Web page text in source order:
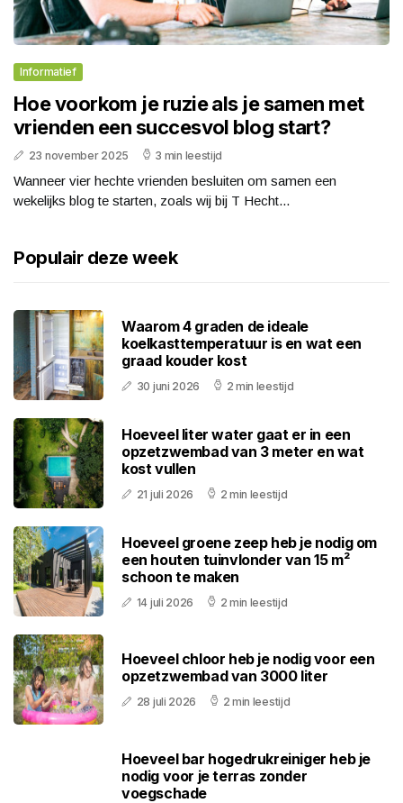
Informatief
Hoe voorkom je ruzie als je samen met
vrienden een succesvol blog start?
23 november 2025 3 min leestijd
Wanneer vier hechte vrienden besluiten om samen een
wekelijks blog te starten, zoals wij bij T Hecht...
Populair deze week
Waarom 4 graden de ideale
koelkasttemperatuur is en wat een
graad kouder kost
30 juni 2026 2 min leestijd
Hoeveel liter water gaat er in een
opzetzwembad van 3 meter en wat
kost vullen
21 juli 2026 2 min leestijd
Hoeveel groene zeep heb je nodig om
een houten tuinvlonder van 15 m²
schoon te maken
14 juli 2026 2 min leestijd
Hoeveel chloor heb je nodig voor een
opzetzwembad van 3000 liter
28 juli 2026 2 min leestijd
Hoeveel bar hogedrukreiniger heb je
nodig voor je terras zonder
voegschade